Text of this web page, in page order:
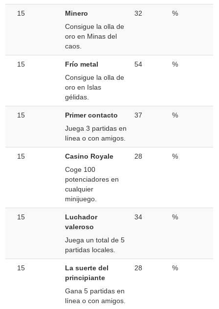
15
Minero
Consigue la olla de
oro en Minas del
caos.
32 %
15
Frío metal
Consigue la olla de
oro en Islas
gélidas.
54 %
15
Primer contacto
Juega 3 partidas en
línea o con amigos.
37 %
15
Casino Royale
Coge 100
potenciadores en
cualquier
minijuego.
28 %
15
Luchador
valeroso
Juega un total de 5
partidas locales.
34 %
15
La suerte del
principiante
Gana 5 partidas en
línea o con amigos.
28 %